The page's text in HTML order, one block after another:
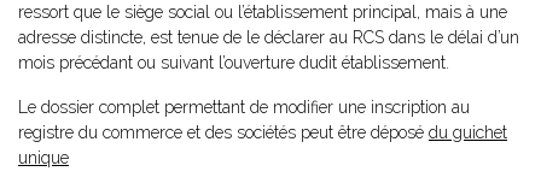
ressort que le siège social ou l’établissement principal, mais à une
adresse distincte, est tenue de le déclarer au RCS dans le délai d’un
mois précédant ou suivant l’ouverture dudit établissement.
Le dossier complet permettant de modifier une inscription au
registre du commerce et des sociétés peut être déposé du guichet
unique